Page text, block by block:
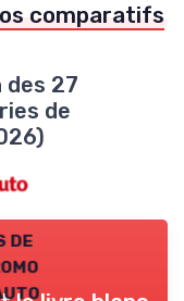
comparatifs
27
de
de